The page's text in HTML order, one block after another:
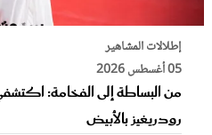
إطلالات المشاهير
05 أغسطس 2026
من البساطة إلى الفخامة:
رودريغيز بالأبيض